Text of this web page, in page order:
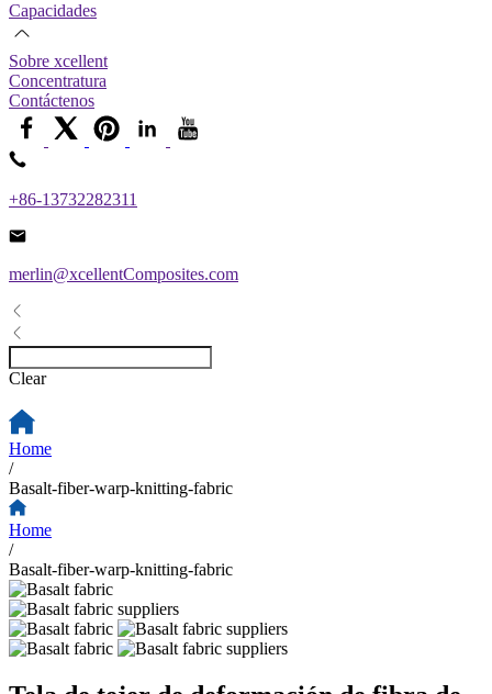
Capacidades
Sobre xcellent
Concentratura
Contáctenos
+86-13732282311
merlin@xcellentComposites.com
Clear
Home
/
Basalt-fiber-warp-knitting-fabric
Home
/
Basalt-fiber-warp-knitting-fabric